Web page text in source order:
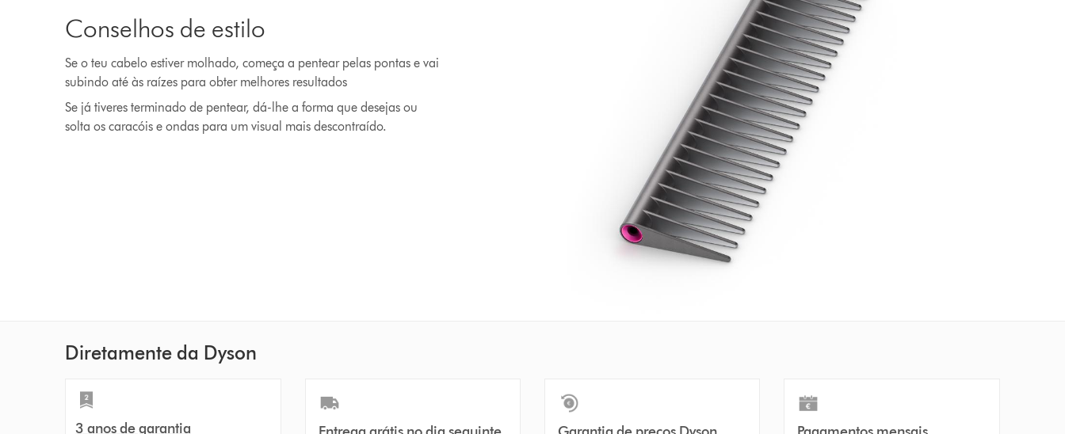
Conselhos de estilo
Se o teu cabelo estiver molhado, começa a pentear pelas pontas e vai
subindo até às raízes para obter melhores resultados
Se já tiveres terminado de pentear, dá-lhe a forma que desejas ou
solta os caracóis e ondas para um visual mais descontraído.
Diretamente da Dyson
3 anos de garantia